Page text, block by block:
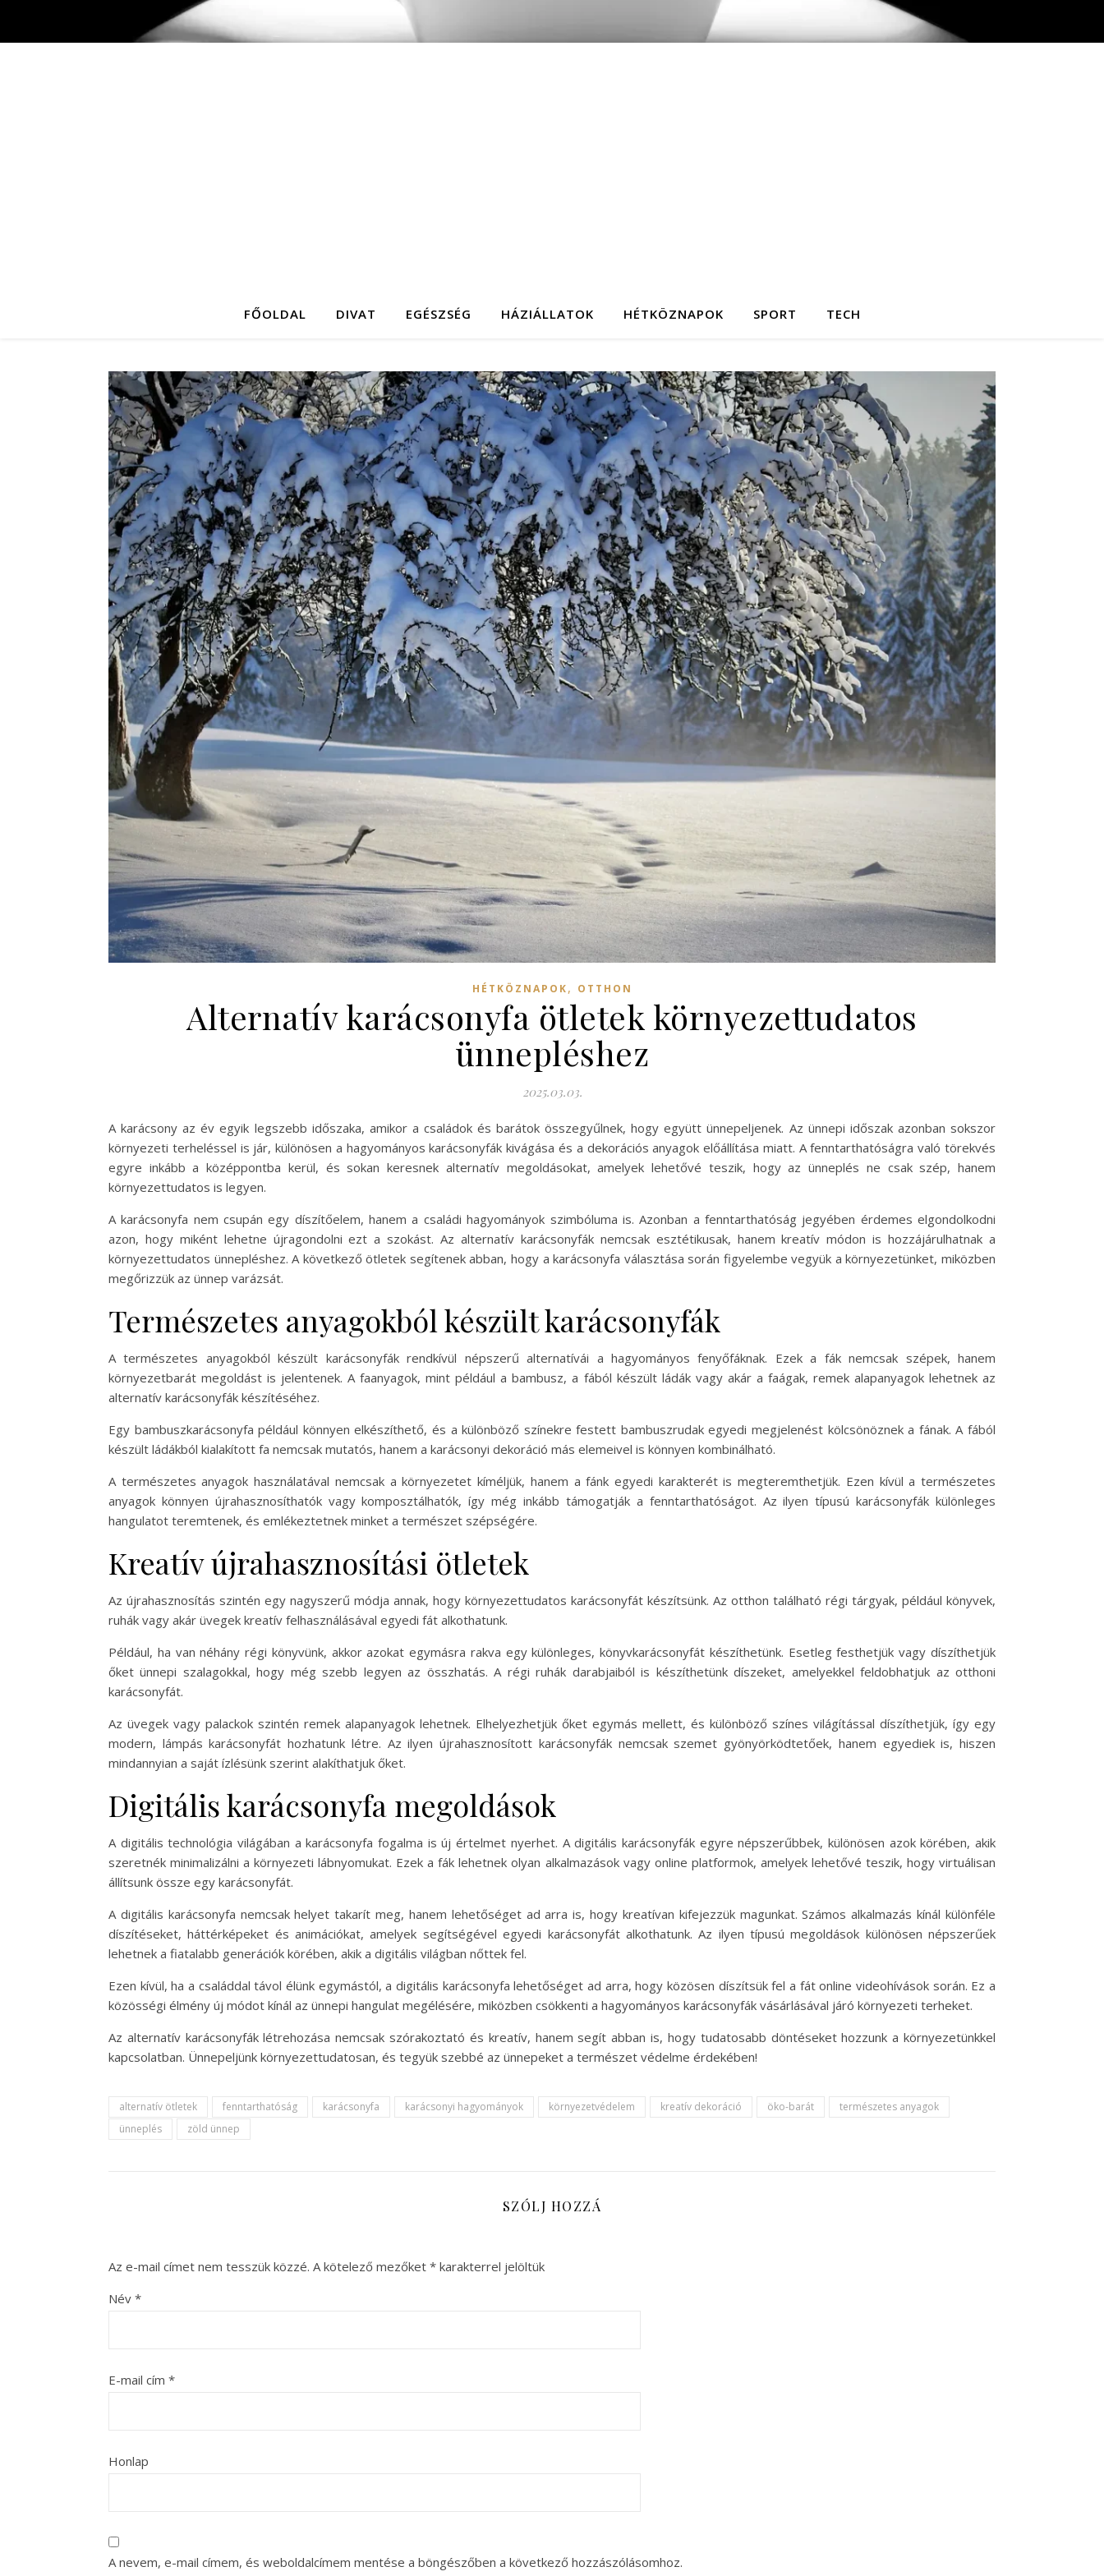
FŐOLDAL DIVAT EGÉSZSÉG HÁZIÁLLATOK HÉTKÖZNAPOK SPORT TECH
HÉTKÖZNAPOK, OTTHON
Alternatív karácsonyfa ötletek környezettudatos
ünnepléshez
2025.03.03.
A karácsony az év egyik legszebb időszaka, amikor a családok és barátok összegyűlnek, hogy együtt ünnepeljenek. Az ünnepi időszak azonban sokszor
környezeti terheléssel is jár, különösen a hagyományos karácsonyfák kivágása és a dekorációs anyagok előállítása miatt. A fenntarthatóságra való törekvés
egyre inkább a középpontba kerül, és sokan keresnek alternatív megoldásokat, amelyek lehetővé teszik, hogy az ünneplés ne csak szép, hanem
környezettudatos is legyen.
A karácsonyfa nem csupán egy díszítőelem, hanem a családi hagyományok szimbóluma is. Azonban a fenntarthatóság jegyében érdemes elgondolkodni
azon, hogy miként lehetne újragondolni ezt a szokást. Az alternatív karácsonyfák nemcsak esztétikusak, hanem kreatív módon is hozzájárulhatnak a
környezettudatos ünnepléshez. A következő ötletek segítenek abban, hogy a karácsonyfa választása során figyelembe vegyük a környezetünket, miközben
megőrizzük az ünnep varázsát.
Természetes anyagokból készült karácsonyfák
A természetes anyagokból készült karácsonyfák rendkívül népszerű alternatívái a hagyományos fenyőfáknak. Ezek a fák nemcsak szépek, hanem
környezetbarát megoldást is jelentenek. A faanyagok, mint például a bambusz, a fából készült ládák vagy akár a faágak, remek alapanyagok lehetnek az
alternatív karácsonyfák készítéséhez.
Egy bambuszkarácsonyfa például könnyen elkészíthető, és a különböző színekre festett bambuszrudak egyedi megjelenést kölcsönöznek a fának. A fából
készült ládákból kialakított fa nemcsak mutatós, hanem a karácsonyi dekoráció más elemeivel is könnyen kombinálható.
A természetes anyagok használatával nemcsak a környezetet kíméljük, hanem a fánk egyedi karakterét is megteremthetjük. Ezen kívül a természetes
anyagok könnyen újrahasznosíthatók vagy komposztálhatók, így még inkább támogatják a fenntarthatóságot. Az ilyen típusú karácsonyfák különleges
hangulatot teremtenek, és emlékeztetnek minket a természet szépségére.
Kreatív újrahasznosítási ötletek
Az újrahasznosítás szintén egy nagyszerű módja annak, hogy környezettudatos karácsonyfát készítsünk. Az otthon található régi tárgyak, például könyvek,
ruhák vagy akár üvegek kreatív felhasználásával egyedi fát alkothatunk.
Például, ha van néhány régi könyvünk, akkor azokat egymásra rakva egy különleges, könyvkarácsonyfát készíthetünk. Esetleg festhetjük vagy díszíthetjük
őket ünnepi szalagokkal, hogy még szebb legyen az összhatás. A régi ruhák darabjaiból is készíthetünk díszeket, amelyekkel feldobhatjuk az otthoni
karácsonyfát.
Az üvegek vagy palackok szintén remek alapanyagok lehetnek. Elhelyezhetjük őket egymás mellett, és különböző színes világítással díszíthetjük, így egy
modern, lámpás karácsonyfát hozhatunk létre. Az ilyen újrahasznosított karácsonyfák nemcsak szemet gyönyörködtetőek, hanem egyediek is, hiszen
mindannyian a saját ízlésünk szerint alakíthatjuk őket.
Digitális karácsonyfa megoldások
A digitális technológia világában a karácsonyfa fogalma is új értelmet nyerhet. A digitális karácsonyfák egyre népszerűbbek, különösen azok körében, akik
szeretnék minimalizálni a környezeti lábnyomukat. Ezek a fák lehetnek olyan alkalmazások vagy online platformok, amelyek lehetővé teszik, hogy virtuálisan
állítsunk össze egy karácsonyfát.
A digitális karácsonyfa nemcsak helyet takarít meg, hanem lehetőséget ad arra is, hogy kreatívan kifejezzük magunkat. Számos alkalmazás kínál különféle
díszítéseket, háttérképeket és animációkat, amelyek segítségével egyedi karácsonyfát alkothatunk. Az ilyen típusú megoldások különösen népszerűek
lehetnek a fiatalabb generációk körében, akik a digitális világban nőttek fel.
Ezen kívül, ha a családdal távol élünk egymástól, a digitális karácsonyfa lehetőséget ad arra, hogy közösen díszítsük fel a fát online videohívások során. Ez a
közösségi élmény új módot kínál az ünnepi hangulat megélésére, miközben csökkenti a hagyományos karácsonyfák vásárlásával járó környezeti terheket.
Az alternatív karácsonyfák létrehozása nemcsak szórakoztató és kreatív, hanem segít abban is, hogy tudatosabb döntéseket hozzunk a környezetünkkel
kapcsolatban. Ünnepeljünk környezettudatosan, és tegyük szebbé az ünnepeket a természet védelme érdekében!
alternatív ötletek fenntarthatóság karácsonyfa karácsonyi hagyományok környezetvédelem kreatív dekoráció öko-barát
természetes anyagok
ünneplés
zöld ünnep
SZÓLJ HOZZÁ
Az e-mail címet nem tesszük közzé. A kötelező mezőket * karakterrel jelöltük
Név *
E-mail cím *
Honlap
A nevem, e-mail címem, és weboldalcímem mentése a böngészőben a következő hozzászólásomhoz.